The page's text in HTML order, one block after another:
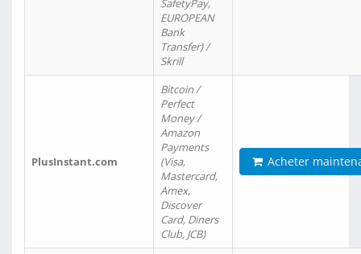
SafetyPay,
EUROPEAN
Bank
Transfer) /
Skrill
PlusInstant.com
Bitcoin /
Perfect
Money /
Amazon
Payments
(Visa,
Mastercard,
Amex,
Discover
Card, Diners
Club, JCB)
Acheter